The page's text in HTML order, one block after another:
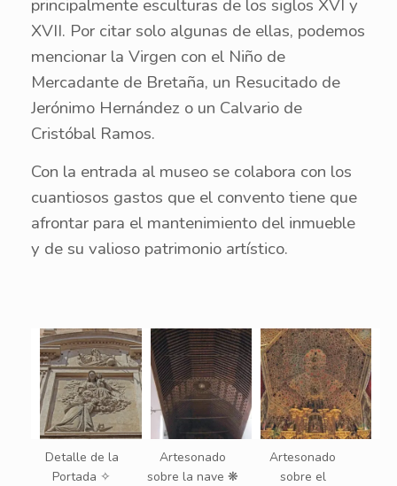
principalmente esculturas de los siglos XVI y
XVII. Por citar solo algunas de ellas, podemos
mencionar la Virgen con el Niño de
Mercadante de Bretaña, un Resucitado de
Jerónimo Hernández o un Calvario de
Cristóbal Ramos.
Con la entrada al museo se colabora con los
cuantiosos gastos que el convento tiene que
afrontar para el mantenimiento del inmueble
y de su valioso patrimonio artístico.
Detalle de la
Portada ✧
Artesonado
sobre la nave ❋
Artesonado
sobre el